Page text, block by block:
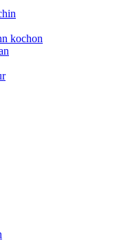
kochon